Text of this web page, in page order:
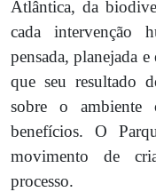
Atlântica, da
cada intervenção
pensada, planejada
que seu resultado
sobre o ambiente
benefícios. O
movimento de
processo.